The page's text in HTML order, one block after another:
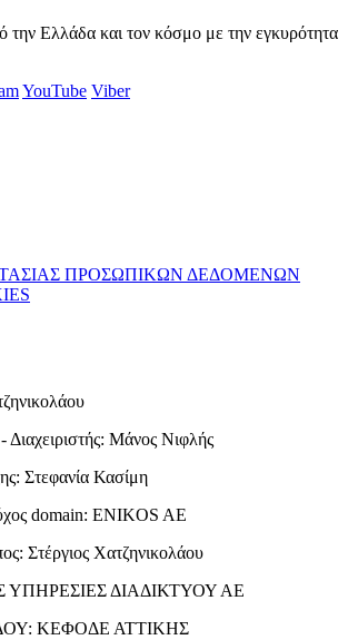
την Ελλάδα και τον κόσμο με την εγκυρότητα
YouTube Viber
ΠΡΟΣΩΠΙΚΩΝ ΔΕΔΟΜΕΝΩΝ
Διαχειριστής: Μάνος Νιφλής
Στεφανία Κασίμη
domain: ENIKOS AE
Στέργιος Χατζηνικολάου
ΥΠΗΡΕΣΙΕΣ ΔΙΑΔΙΚΤΥΟΥ ΑΕ
ΚΕΦΟΔΕ ΑΤΤΙΚΗΣ